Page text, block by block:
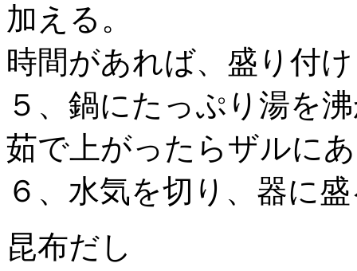
加える。
時間があれば、盛り付
５、鍋にたっぷり湯を
茹で上がったらザルに
６、水気を切り、器に
昆布だし